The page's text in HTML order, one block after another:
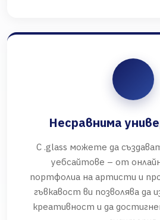
Несравнима
С .glass можете да
уебсайтове – от
портфолиа на артисти и
гъвкавост ви позволява да
креативност и да